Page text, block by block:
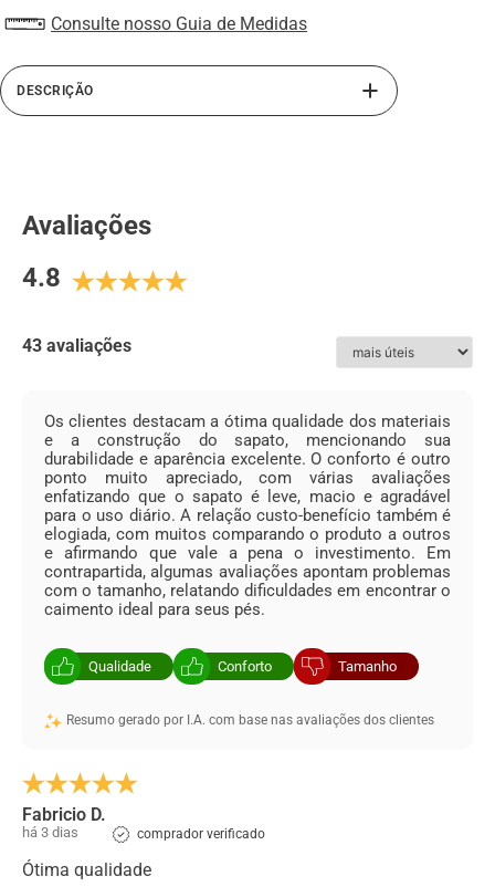
Consulte nosso Guia de Medidas
DESCRIÇÃO
não hidrolisa e possui leveza e maciez de alta abrasão. É
um calçado de muito conforto, capaz de absorver todo
original. Os modelos destes calçados usam os melhores
variam dos terrosos ao preto. Feito de couro ou de tecido
muito conforto aos pés.
ESPECIFICAÇÕES:
:Sapato Masculino Rafarillo em Couro Preto
Couro
Solado:Borracha
Acabamento:Natural
Cadarço:Elástico - De Calçar
Avaliações
4.8
43 avaliações
Os clientes destacam a ótima qualidade dos materiais
e a construção do sapato, mencionando sua
durabilidade e aparência excelente. O conforto é outro
ponto muito apreciado, com várias avaliações
enfatizando que o sapato é leve, macio e agradável
para o uso diário. A relação custo-benefício também é
elogiada, com muitos comparando o produto a outros
e afirmando que vale a pena o investimento. Em
contrapartida, algumas avaliações apontam problemas
com o tamanho, relatando dificuldades em encontrar o
caimento ideal para seus pés.
Qualidade Conforto Tamanho
Resumo gerado por I.A. com base nas avaliações dos clientes
Fabricio D.
há 3 dias comprador verificado
Ótima qualidade